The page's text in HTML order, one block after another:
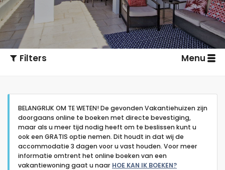
Filters Menu
Type accommodatie
BELANGRIJK OM TE WETEN! De gevonden Vakantiehuizen zijn
doorgaans online te boeken met directe bevestiging,
maar als u meer tijd nodig heeft om te beslissen kunt u
ook een GRATIS optie nemen. Dit houdt in dat wij de
accommodatie 3 dagen voor u vast houden. Voor meer
informatie omtrent het online boeken van een
vakantiewoning gaat u naar HOE KAN IK BOEKEN?